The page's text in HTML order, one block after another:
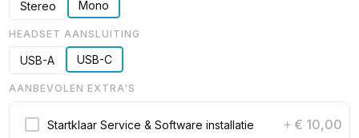
Stereo Mono
HEADSET AANSLUITING
USB-A USB-C
AANBEVOLEN EXTRA'S
Startklaar Service & Software installatie + € 10,00